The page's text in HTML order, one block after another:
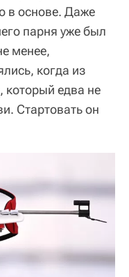
в основе. Даже
парня уже был
менее,
когда из
, который едва не
Стартовать он